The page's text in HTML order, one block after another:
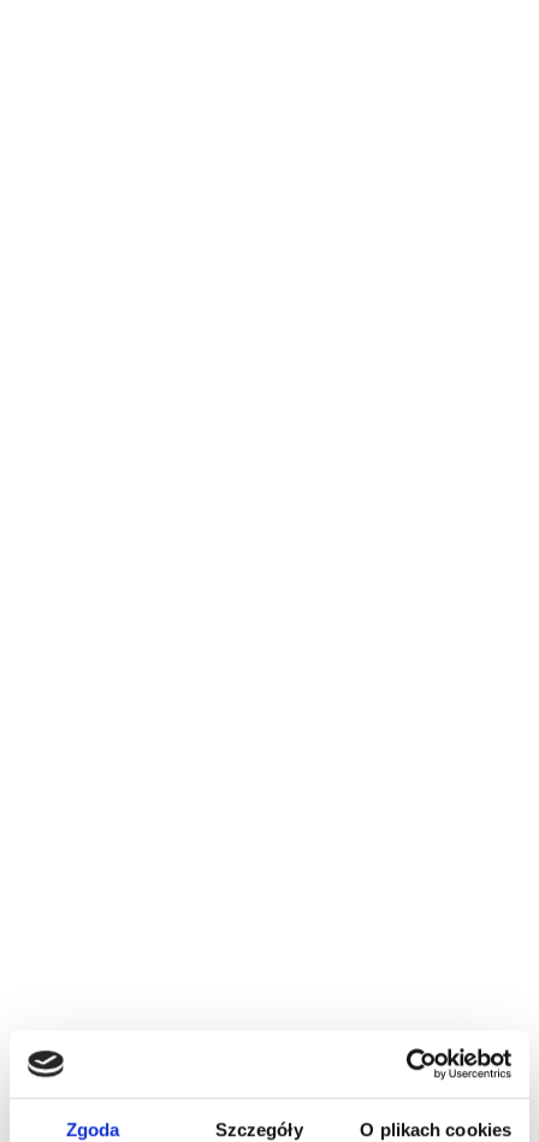
Zgoda Szczegóły O plikach cookies